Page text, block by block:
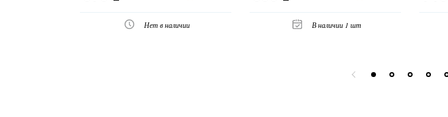
Нет в наличии В наличии 1 шт